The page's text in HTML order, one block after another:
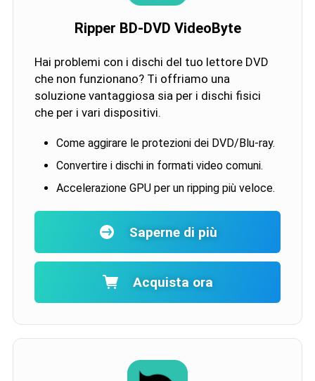
Ripper BD-DVD VideoByte
Hai problemi con i dischi del tuo lettore DVD
che non funzionano? Ti offriamo una
soluzione vantaggiosa sia per i dischi fisici
che per i vari dispositivi.
Come aggirare le protezioni dei DVD/Blu-ray.
Convertire i dischi in formati video comuni.
Accelerazione GPU per un ripping più veloce.
Saperne di più
Acquista ora